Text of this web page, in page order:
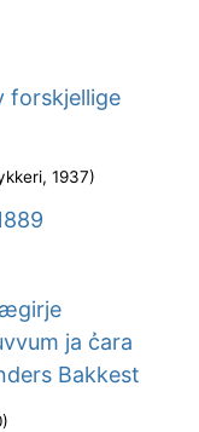
forskjellige
, 1937)
ja c̉ara
Bakkest
)